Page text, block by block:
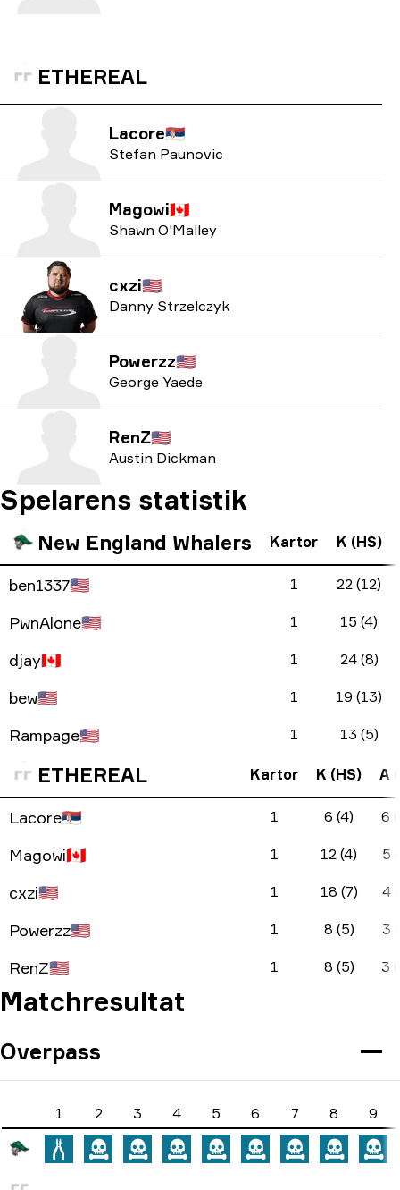
ETHEREAL
Lacore🇷🇸
Stefan Paunovic
Magowi🇨🇦
Shawn O'Malley
cxzi🇺🇸
Danny Strzelczyk
Powerzz🇺🇸
George Yaede
RenZ🇺🇸
Austin Dickman
Spelarens statistik
New England Whalers Kartor K (HS)
ben1337🇺🇸 1 22 (12)
PwnAlone🇺🇸 1 15 (4)
djay🇨🇦 1 24 (8)
bew🇺🇸 1 19 (13)
Rampage🇺🇸 1 13 (5)
ETHEREAL Kartor K (HS) A
Lacore🇷🇸 1 6 (4) 6
Magowi🇨🇦 1 12 (4) 5
cxzi🇺🇸 1 18 (7) 4
Powerzz🇺🇸 1 8 (5) 3
RenZ🇺🇸 1 8 (5) 3
Matchresultat
Overpass
1 2 3 4 5 6 7 8 9